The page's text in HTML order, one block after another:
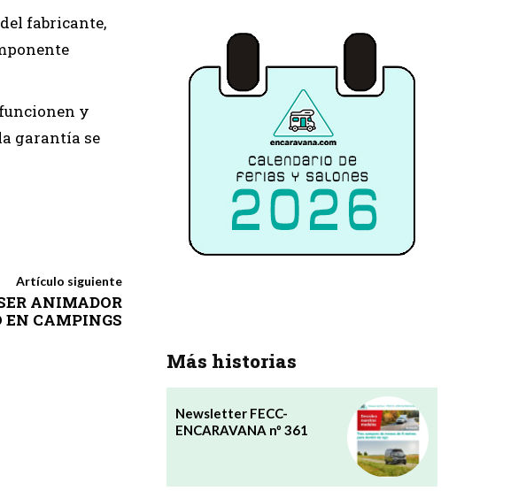
fabricante,
y
garantía se
Artículo siguiente
ANIMADOR
EN CAMPINGS
Más historias
Newsletter FECC-
ENCARAVANA nº 361